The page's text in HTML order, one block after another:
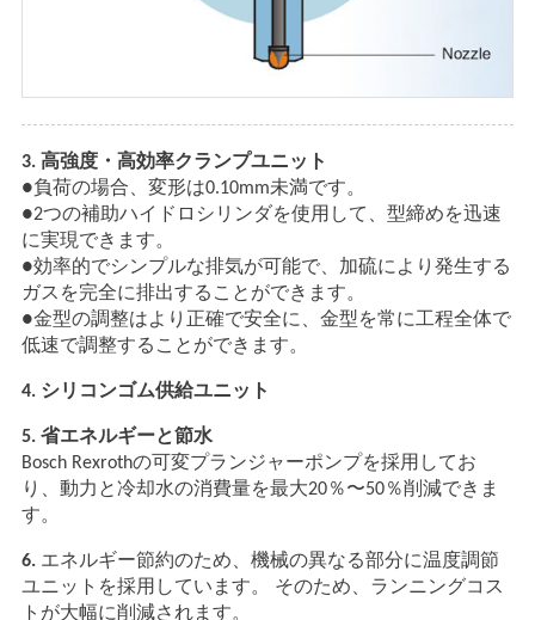
3. 高強度・高効率クランプユニット
●負荷の場合、変形は0.10mm未満です。
●2つの補助ハイドロシリンダを使用して、型締めを迅速
に実現できます。
●効率的でシンプルな排気が可能で、加硫により発生する
ガスを完全に排出することができます。
●金型の調整はより正確で安全に、金型を常に工程全体で
低速で調整することができます。
4. シリコンゴム供給ユニット
5. 省エネルギーと節水
Bosch Rexrothの可変プランジャーポンプを採用してお
り、動力と冷却水の消費量を最大20％〜50％削減できま
す。
6. エネルギー節約のため、機械の異なる部分に温度調節
ユニットを採用しています。 そのため、ランニングコス
トが大幅に削減されます。